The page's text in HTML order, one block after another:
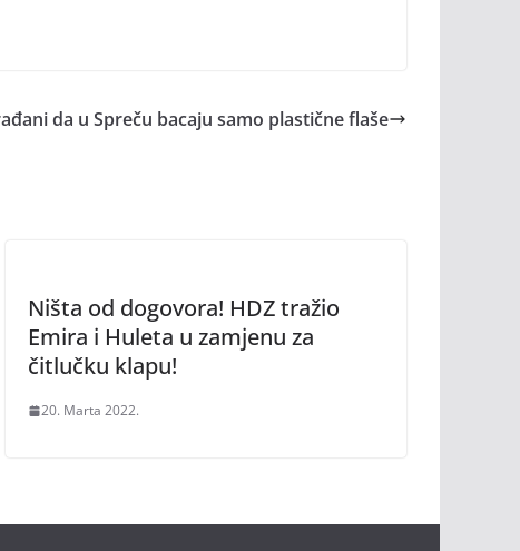
da u Spreču bacaju samo plastične flaše
Ništa od dogovora! HDZ tražio
Emira i Huleta u zamjenu za
čitlučku klapu!
20. Marta 2022.